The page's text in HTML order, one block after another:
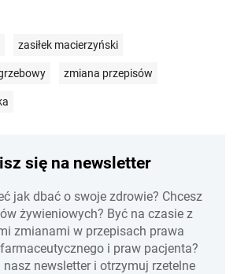
zasiłek macierzyński
zmiana przepisów
się na newsletter
jak dbać o swoje zdrowie? Chcesz
żywieniowych? Być na czasie z
zmianami w przepisach prawa
i praw pacjenta?
newsletter i otrzymuj rzetelne